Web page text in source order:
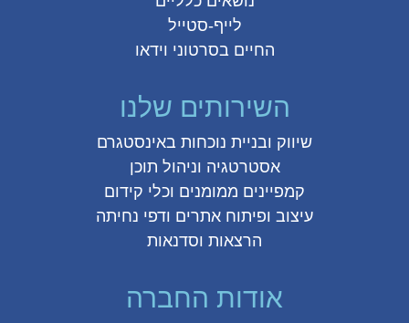
לייף-סטייל
החיים בסרטוני וידאו
השירותים שלנו
שיווק ובניית נוכחות באינסטגרם
אסטרטגיה וניהול תוכן
קמפיינים ממומנים וכלי קידום
עיצוב ופיתוח אתרים ודפי נחיתה
הרצאות וסדנאות
אודות החברה